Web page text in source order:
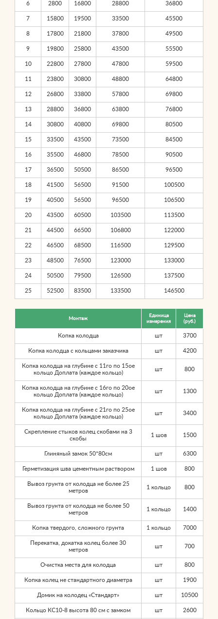
6 2800 16800 28800 36800
7 15800 19500 33500 45500
8 17800 21800 37800 49500
9 19800 25800 43500 55500
10 22800 27800 47800 59500
11 23800 30800 48800 64800
12 26800 33800 57800 69800
13 28800 36800 63800 76800
14 30800 40800 69800 80500
15 33500 43500 73500 84500
16 35500 46800 78500 90500
17 36500 50500 86500 96500
18 41500 56500 91500 100500
19 40500 56500 96500 106500
20 43500 60500 103500 113500
21 44500 66500 106800 122000
22 46500 68500 116500 129500
23 48500 76500 123000 133000
24 50500 79500 126500 137500
25 52500 83500 133500 146500
Монтаж
Единица
измерения
Цена
(руб.)
Копка колодца шт 3700
Копка колодца с кольцами заказчика шт 4200
Копка колодца на глубине с 11го по 15ое
кольцо Доплата (каждое кольцо)
шт 800
Копка колодца на глубине с 16го по 20ое
кольцо Доплата (каждое кольцо)
шт 1300
Копка колодца на глубине с 21го по 25ое
кольцо Доплата (каждое кольцо)
шт 3400
Скрепление стыков колец скобами на 3
скобы
1 шов 1500
Глиняный замок 50*80см шт 6300
Герметизация шва цементным раствором 1 шов 800
Вывоз грунта от колодца не более 25
метров
1 кольцо 800
Вывоз грунта от колодца не более 50
метров
1 кольцо 1400
Копка твердого, сложного грунта 1 кольцо 7000
Перекатка, докатка колец более 30
метров
шт 700
Очистка места для колодца шт 800
Копка колец не стандартного диаметра шт 1900
Домик на колодец «Стандарт» шт 10500
Кольцо КС10-8 высота 80 см с замком шт 2600